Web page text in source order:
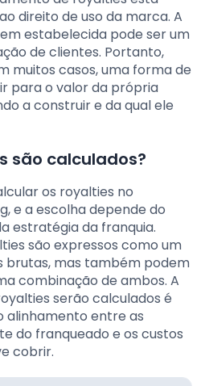
direito de uso da marca. A
estabelecida pode ser um
de clientes. Portanto,
muitos casos, uma forma de
para o valor da própria
a construir e da qual ele
são calculados?
os royalties no
e a escolha depende do
estratégia da franquia.
são expressos como um
brutas, mas também podem
combinação de ambos. A
serão calculados é
alinhamento entre as
do franqueado e os custos
cobrir.